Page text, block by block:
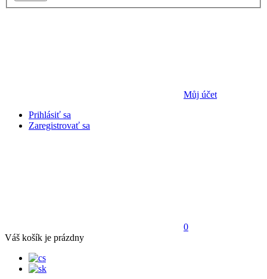
Můj účet
Prihlásiť sa
Zaregistrovať sa
0
Váš košík je prázdny